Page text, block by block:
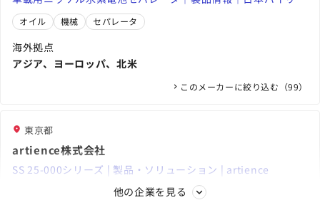
ン株式会社
オイル 機械 セパレータ
海外拠点
アジア、ヨーロッパ、北米
このメーカーに絞り込む（99）
東京都
artience株式会社
SS 25-000シリーズ | 製品・ソリューション | artience
耐黄変ドライラミネート接着剤 TM-7011 | 製品・ソリューシ
紙用耐油・耐水コーティング剤 FILLHARMO（フィルハーモ）
他の企業を見る